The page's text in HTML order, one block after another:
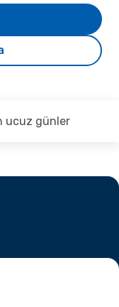
ucuz günler